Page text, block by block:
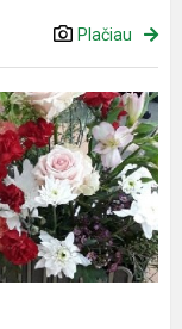
Plačiau